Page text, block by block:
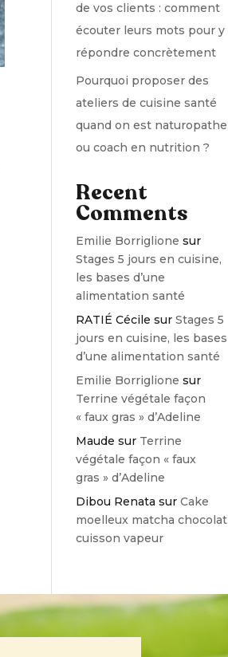
de vos clients : comment
écouter leurs mots pour y
répondre concrètement
Pourquoi proposer des
ateliers de cuisine santé
quand on est naturopathe
ou coach en nutrition ?
Recent
Comments
Emilie Borriglione sur
Stages 5 jours en cuisine,
les bases d’une
alimentation santé
RATIÉ Cécile surStages 5
jours en cuisine, les bases
d’une alimentation santé
Emilie Borriglione sur
Terrine végétale façon
« faux gras » d’Adeline
Maude sur Terrine
végétale façon « faux
gras » d’Adeline
Dibou Renata surCake
moelleux matcha chocolat
cuisson vapeur